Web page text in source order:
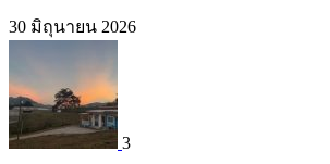
30 มิถุนายน 2026
3